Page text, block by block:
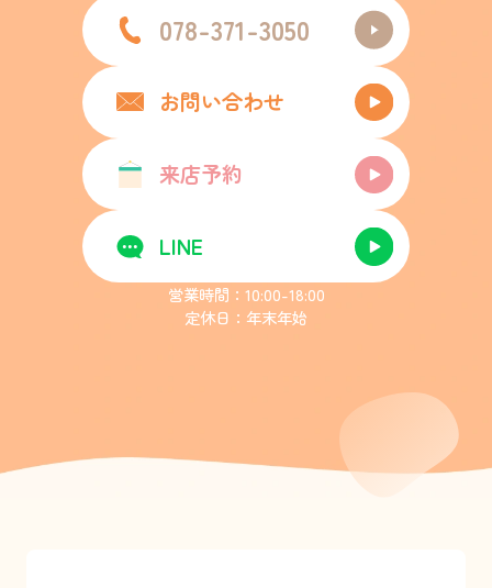
078-371-3050
お問い合わせ
来店予約
LINE
営業時間：10:00-18:00
定休日：年末年始